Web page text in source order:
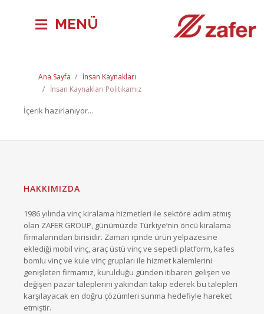
MENÜ
Ana Sayfa
İnsan Kaynakları
İnsan Kaynakları Politikamız
İçerik hazırlanıyor...
HAKKIMIZDA
1986 yılında vinç kiralama hizmetleri ile sektöre adım atmış
olan ZAFER GROUP, günümüzde Türkiye’nin öncü kiralama
firmalarından birisidir. Zaman içinde ürün yelpazesine
eklediği mobil vinç, araç üstü vinç ve sepetli platform, kafes
bomlu vinç ve kule vinç grupları ile hizmet kalemlerini
genişleten firmamız, kurulduğu günden itibaren gelişen ve
değişen pazar taleplerini yakından takip ederek bu talepleri
karşılayacak en doğru çözümleri sunma hedefiyle hareket
etmiştir.